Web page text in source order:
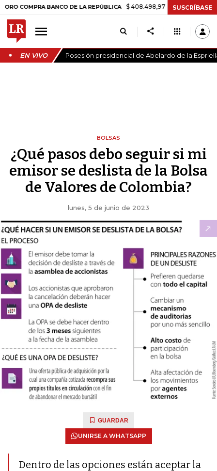
BANCO DE LA REPÚBLICA $ 408.498,97 +$ 8.753,81 +2,19%
SUSCRÍBASE
EN VIVO Posesión presidencial de Abelardo de la
BOLSAS
¿Qué pasos debo seguir si mi
emisor se deslista de la Bolsa
de Valores de Colombia?
lunes, 5 de junio de 2023
GUARDAR
UNIRSE A WHATSAPP
Dentro de las opciones están aceptar la